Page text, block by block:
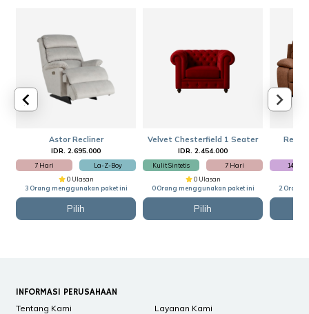
Astor Recliner
IDR. 2.695.000
7 Hari
La-Z-Boy
0 Ulasan
3 Orang menggunakan paket ini
Pilih
Velvet Chesterfield 1 Seater
IDR. 2.454.000
Kulit Sintetis
7 Hari
0 Ulasan
0 Orang menggunakan paket ini
Pilih
14 Hari
2 Orang
INFORMASI PERUSAHAAN
Tentang Kami
Layanan Kami